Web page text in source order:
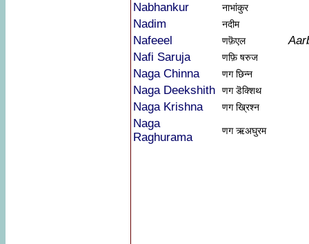
Nabhankur नाभांकुर
Nadim नदीम
Nafeeel णफ़ॆएल
Nafi Saruja
णफ़ि षरुज
Naga Chinna णग छिन्न
Naga Deekshith णग डॆक्शिथ
Naga Krishna णग ख्रिश्न
Naga
Raghurama
णग ऋअघुरम